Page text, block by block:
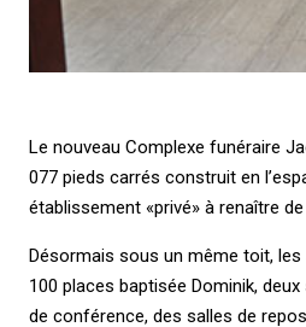
Le nouveau Complexe funéraire
077 pieds carrés construit en
établissement «privé» à renaître
Désormais sous un même toit, les
100 places baptisée Dominik,
de conférence, des salles de